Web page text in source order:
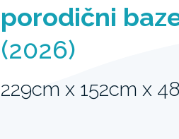
porodični
(2026)
229cm x 152cm x